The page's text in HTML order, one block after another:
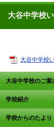
大谷中学校
大谷中学校
大谷中学校のご案
学校紹介
学校からのたより